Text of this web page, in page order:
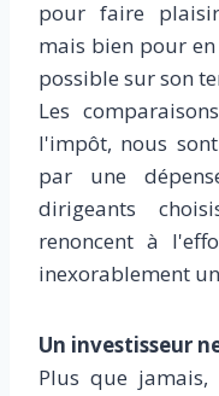
pour faire
mais bien pour
possible sur son
Les
l'impôt, nous
par une
dirigeants
renoncent à
inexorablement
Un investisseur
Plus que